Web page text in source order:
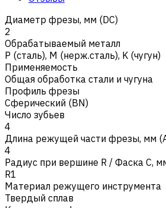
Диаметр фрезы, мм (DC)
2
Обрабатываемый металл
Р (сталь), M (нерж.сталь), K (чугун)
Применяемость
Общая обработка стали и чугуна
Профиль фрезы
Сферический (BN)
Число зубьев
4
Длина режущей части фрезы, мм
4
Радиус при вершине R / Фаска C,
R1
Материал режущего инструмента
Твердый сплав